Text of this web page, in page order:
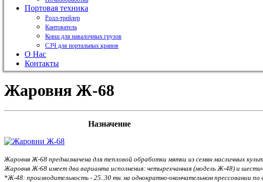
Портовая техника
Ролл-трейлер
Кантователь
Ковш для навалочных грузов
СЗЧ для портальных кранов
О Нас
Контакты
Жаровня Ж-68
Назначение
Жаровня Ж-68 предназначена для тепловой обработки мятки из семян масличных
Жаровня Ж-68 имеет два варианта исполнения: четырехчанная (модель Ж-48) и
*Ж-48: производительность - 25..30 тн. на однократно-окончательном прессовании по